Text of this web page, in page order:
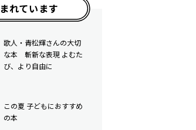
れています
歌人・青松輝さんの大切
な本 斬新な表現 よむた
び、より自由に
この夏 子どもにおすすめ
の本